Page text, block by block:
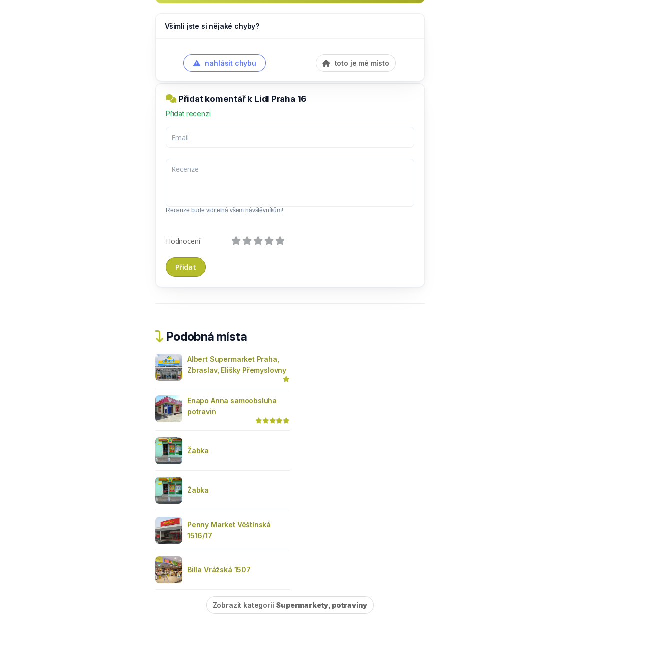
Všimli jste si nějaké chyby?
nahlásit chybu toto je mé místo
Přidat komentář k Lidl Praha 16
Přidat recenzi
Recenze bude viditelná všem návštěvníkům!
Hodnocení
Podobná místa
Albert Supermarket Praha,
Zbraslav, Elišky Přemyslovny
Enapo Anna samoobsluha
potravin
Žabka
Žabka
Penny Market Věštínská
1516/17
Billa Vrážská 1507
Zobrazit kategorii Supermarkety, potraviny